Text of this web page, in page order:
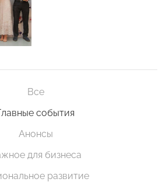
Все
события
Анонсы
для бизнеса
развитие